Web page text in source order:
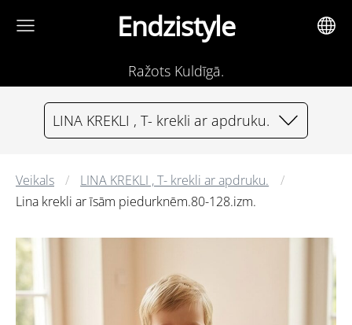
Endzistyle
Ražots Kuldīgā.
LINA KREKLI , T- krekli ar apdruku.
Veikals
LINA KREKLI , T- krekli ar apdruku.
Lina krekli ar īsām piedurknēm.80-128.izm.